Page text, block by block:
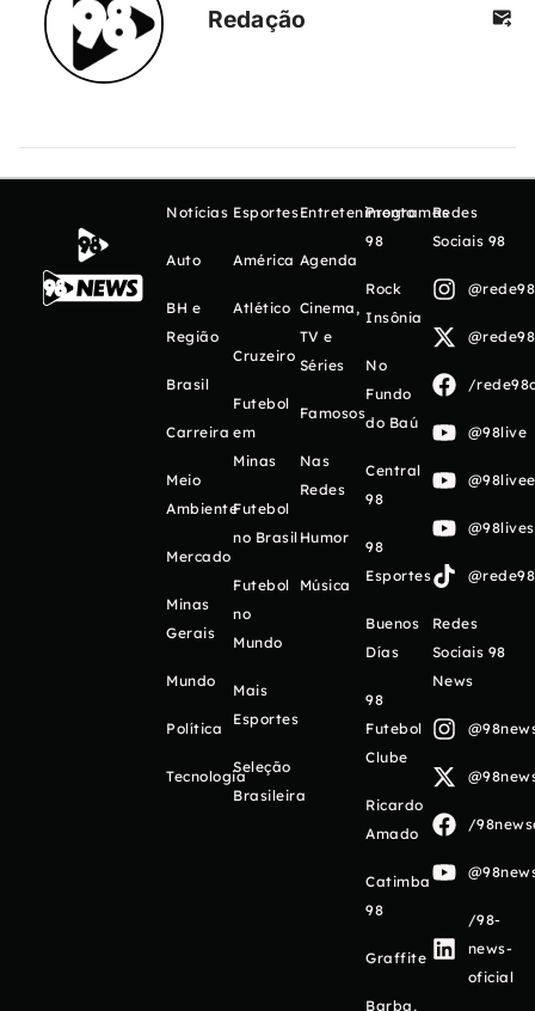
Redação
Notícias
Auto
BH e
Região
Brasil
Carreira
Meio
Ambiente
Mercado
Minas
Gerais
Mundo
Política
Tecnologia
Esportes
América
Atlético
Cruzeiro
Futebol
em
Minas
Futebol
no Brasil
Futebol
no
Mundo
Mais
Esportes
Seleção
Brasileira
Entretenimento
Agenda
Cinema,
TV e
Séries
Famosos
Nas
Redes
Humor
Música
Programas
98
Rock
Insônia
No
Fundo
do Baú
Central
98
98
Esportes
Buenos
Días
98
Futebol
Clube
Ricardo
Amado
Catimba
98
Graffite
Barba,
Redes
Sociais 98
/
@98live
Redes
Sociais 98
News
/
/98-
news-
oficial